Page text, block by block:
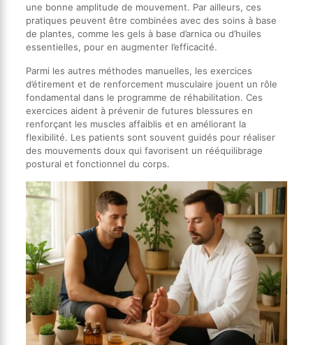
une bonne amplitude de mouvement. Par ailleurs, ces
pratiques peuvent être combinées avec des soins à base
de plantes, comme les gels à base d’arnica ou d’huiles
essentielles, pour en augmenter l’efficacité.
Parmi les autres méthodes manuelles, les exercices
d’étirement et de renforcement musculaire jouent un rôle
fondamental dans le programme de réhabilitation. Ces
exercices aident à prévenir de futures blessures en
renforçant les muscles affaiblis et en améliorant la
flexibilité. Les patients sont souvent guidés pour réaliser
des mouvements doux qui favorisent un rééquilibrage
postural et fonctionnel du corps.